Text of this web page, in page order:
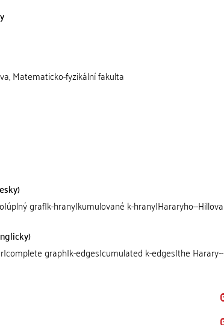
Matematicko-fyzikální fakulta
graf|k-hrany|kumulované k-hrany|Hararyho--Hillova
graph|k-edges|cumulated k-edges|the Harary--